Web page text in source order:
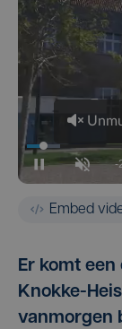
Embed
Er komt
Knokke-
vanmorgen